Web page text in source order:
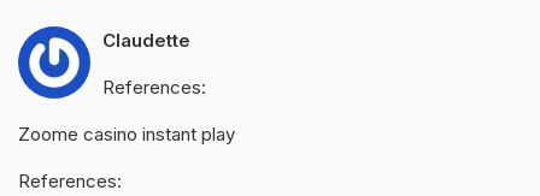
Claudette
References:
Zoome casino instant play
References: